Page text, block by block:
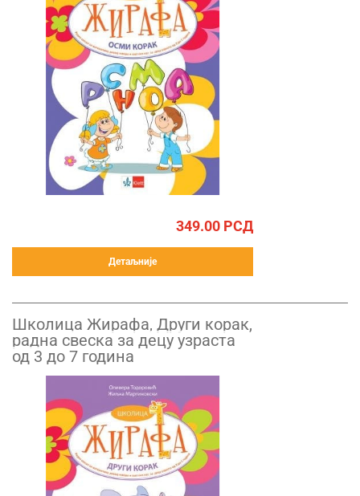
349.00 РСД
Детаљније
Школица Жирафа, Други корак,
радна свеска за децу узраста
од 3 до 7 година